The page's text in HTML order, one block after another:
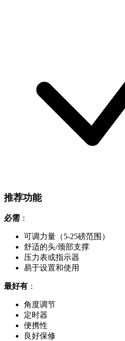
推荐功能
必需 ：
可调力量（5-25磅范围）
舒适的头/颈部支撑
压力表或指示器
易于设置和使用
最好有 ：
角度调节
定时器
便携性
良好保修